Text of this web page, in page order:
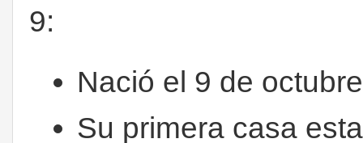
9:
Nació el 9 de
Su primera casa